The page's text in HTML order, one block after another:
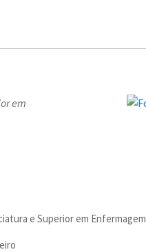
em
e Superior em Enfermagem